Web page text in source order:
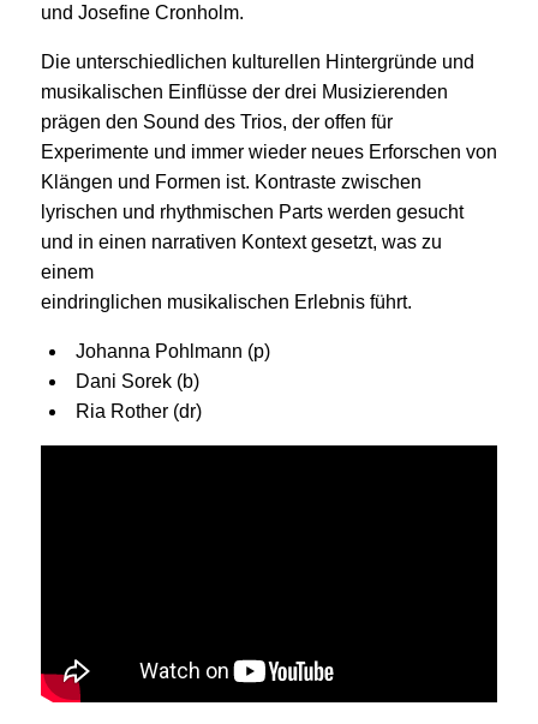
und Josefine Cronholm.
Die unterschiedlichen kulturellen Hintergründe und
musikalischen Einflüsse der drei Musizierenden
prägen den Sound des Trios, der offen für
Experimente und immer wieder neues Erforschen von
Klängen und Formen ist. Kontraste zwischen
lyrischen und rhythmischen Parts werden gesucht
und in einen narrativen Kontext gesetzt, was zu
einem
eindringlichen musikalischen Erlebnis führt.
Johanna Pohlmann (p)
Dani Sorek (b)
Ria Rother (dr)